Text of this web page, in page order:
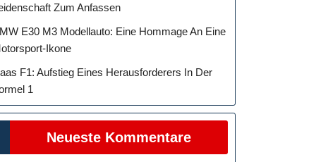
Zum Anfassen
E30 M3 Modellauto: Eine Hommage An Eine
Ikone
F1: Aufstieg Eines Herausforderers In Der
1
Neueste Kommentare